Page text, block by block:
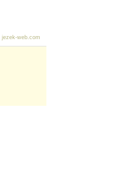
jezek-web.com